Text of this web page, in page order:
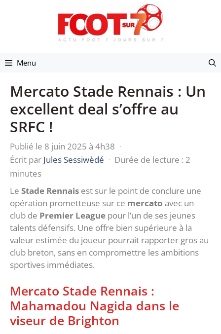
Menu
Mercato Stade Rennais : Un
excellent deal s’offre au
SRFC !
Publié le 8 juin 2025 à 4h38 ·
Écrit par Jules Sessiwèdé · Durée de lecture : 2
minutes
Le Stade Rennais est sur le point de conclure une
opération prometteuse sur ce mercato avec un
club de Premier League pour l’un de ses jeunes
talents défensifs. Une offre bien supérieure à la
valeur estimée du joueur pourrait rapporter gros au
club breton, sans en compromettre les ambitions
sportives immédiates.
Mercato Stade Rennais :
Mahamadou Nagida dans le
viseur de Brighton